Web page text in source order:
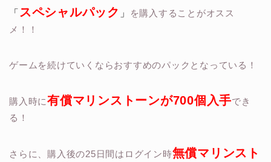
「 スペシャルパック 」
を購入することがオスス
メ！！
ゲームを続けていくならおすすめのパックとなっている！
購入時に有償マリンストーンが700個入手でき
る！
さらに、購入後の25日間はログイン時無償マリンスト